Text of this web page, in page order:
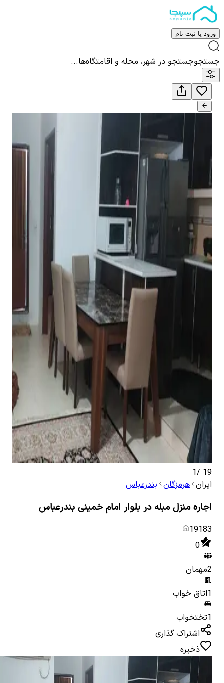
ورود یا ثبت نام
جستجوجستجو در شهر، محله و اقامتگاه‌ها...
19
/
1
ایران هرمزگان بندرعباس
اجاره منزل مبله در بلوار امام خمینی بندرعباس
19183
0
2مهمان
1اتاق خواب
1تختخواب
اشتراک گذاری
ذخیره